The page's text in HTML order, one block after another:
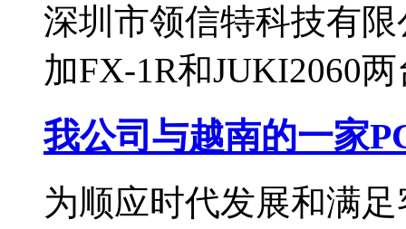
深圳市领信特科技有
加FX-1R和JUKI2060
我公司与越南的一家
为顺应时代发展和满